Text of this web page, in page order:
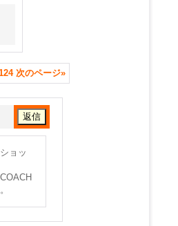
次のページ»
ョッ